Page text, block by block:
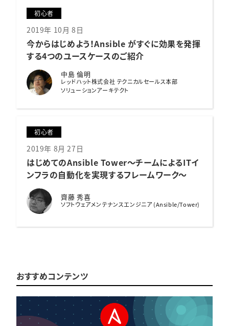
初心者
2019年 10月 8日
今からはじめよう！Ansible がすぐに効果を発揮
する4つのユースケースのご紹介
中島 倫明
レッドハット株式会社 テクニカルセールス本部
ソリューションアーキテクト
初心者
2019年 8月 27日
はじめてのAnsible Tower〜チームによるITイ
ンフラの自動化を実現するフレームワーク〜
齊藤 秀喜
ソフトウェアメンテナンスエンジニア (Ansible/Tower)
おすすめコンテンツ